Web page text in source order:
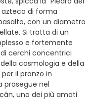
azteco di forma
con un diametro
Si tratta di un
e fortemente
cerchi concentrici
cosmologia e della
il pranzo in
prosegue nel
uno dei più amati